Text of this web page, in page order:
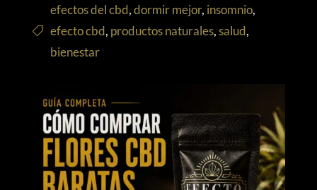
efectos del cbd,dormir mejor, insomnio,
efecto cbd, productos naturales,salud,
bienestar